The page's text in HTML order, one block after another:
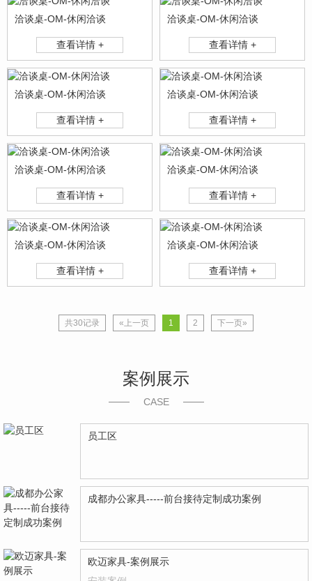
洽谈桌-OM-休闲洽谈
查看详情 +
洽谈桌-OM-休闲洽谈
查看详情 +
洽谈桌-OM-休闲洽谈
查看详情 +
洽谈桌-OM-休闲洽谈
查看详情 +
洽谈桌-OM-休闲洽谈
查看详情 +
洽谈桌-OM-休闲洽谈
查看详情 +
洽谈桌-OM-休闲洽谈
查看详情 +
洽谈桌-OM-休闲洽谈
查看详情 +
共30记录 «上一页 1 2 下一页»
案例展示
CASE
员工区
成都办公家具-----前台接待定制成功案例
欧迈家具-案例展示